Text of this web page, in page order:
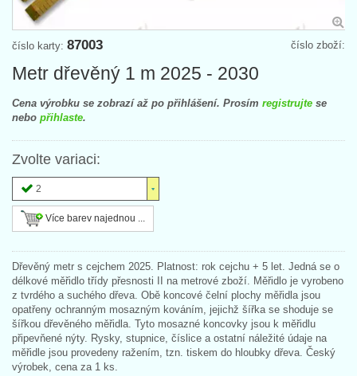
číslo zboží:
číslo karty: 87003
Metr dřevěný 1 m 2025 - 2030
Cena výrobku se zobrazí až po přihlášení. Prosím registrujte se
nebo přihlaste.
Zvolte variaci:
2
Více barev najednou ...
Dřevěný metr s cejchem 2025. Platnost: rok cejchu + 5 let. Jedná se o
délkové měřidlo třídy přesnosti II na metrové zboží. Měřidlo je vyrobeno
z tvrdého a suchého dřeva. Obě koncové čelní plochy měřidla jsou
opatřeny ochranným mosazným kováním, jejichž šířka se shoduje se
šířkou dřevěného měřidla. Tyto mosazné koncovky jsou k měřidlu
připevňené nýty. Rysky, stupnice, číslice a ostatní náležité údaje na
měřidle jsou provedeny ražením, tzn. tiskem do hloubky dřeva. Český
výrobek, cena za 1 ks.